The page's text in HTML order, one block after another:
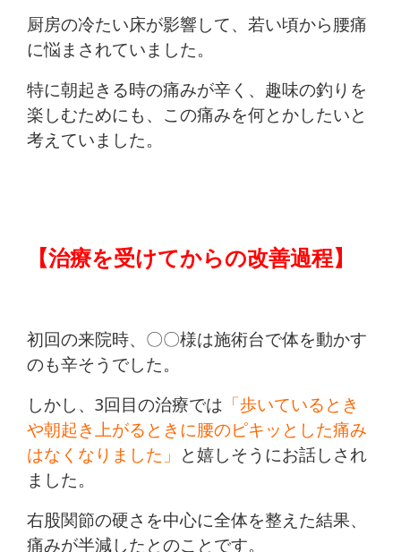
厨房の冷たい床が影響して、若い頃から腰痛
に悩まされていました。
特に朝起きる時の痛みが辛く、趣味の釣りを
楽しむためにも、この痛みを何とかしたいと
考えていました。
【治療を受けてからの改善過程】
初回の来院時、〇〇様は施術台で体を動かす
のも辛そうでした。
しかし、3回目の治療では 「歩いているとき
や朝起き上がるときに腰のピキッとした痛み
はなくなりました」
と嬉しそうにお話しされ
ました。
右股関節の硬さを中心に全体を整えた結果、
痛みが半減したとのことです。